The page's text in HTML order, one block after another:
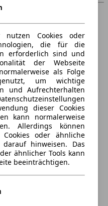
Cookies oder
die für die
erforderlich sind und
der Webseite
als Folge
um wichtige
und Aufrechterhalten
dieser Cookies
kann normalerweise
Allerdings können
oder ähnliche
hinweisen. Das
ähnlicher Tools kann
beeinträchtigen.